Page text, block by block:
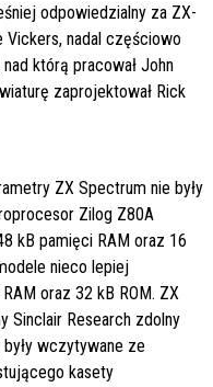
odpowiedzialny za ZX-
Vickers, nadal częściowo
którą pracował John
zaprojektował Rick
ZX Spectrum nie były
Zilog Z80A
kB pamięci RAM oraz 16
nieco lepiej
oraz 32 kB ROM. ZX
Sinclair Research zdolny
wczytywane ze
kasety